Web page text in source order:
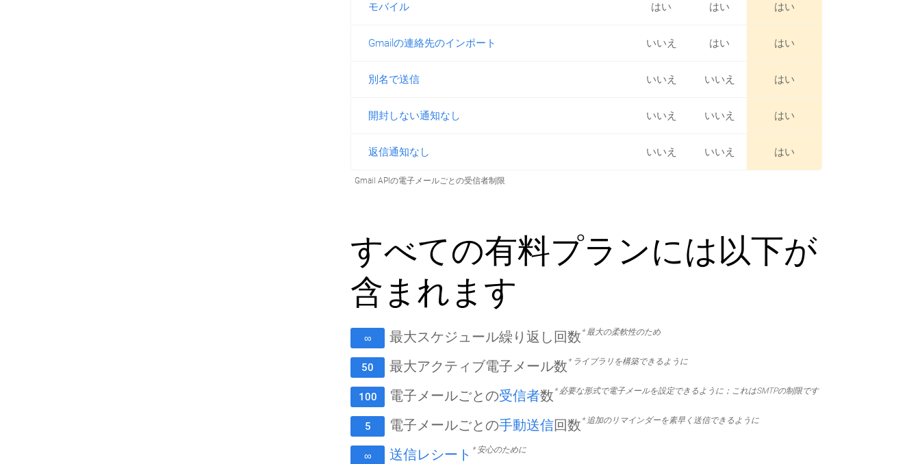
モバイル はい はい はい
Gmailの連絡先のインポート いいえ はい はい
別名で送信 いいえ いいえ はい
開封しない通知なし いいえ いいえ はい
返信通知なし いいえ いいえ はい
Gmail APIの電子メールごとの受信者制限
すべての有料プランには以下が
含まれます
∞ 最大スケジュール繰り返し回数 * 最大の柔軟性のため
50 最大アクティブ電子メール数 * ライブラリを構築できるように
100 電子メールごとの受信者数 * 必要な形式で電子メールを設定できるように；これはSMTPの制限です
5 電子メールごとの手動送信回数 * 追加のリマインダーを素早く送信できるように
∞ 送信レシート * 安心のために